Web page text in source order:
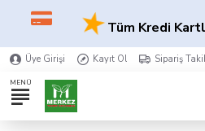
★Tüm Kredi
Üye Girişi Kayıt Ol Sipariş